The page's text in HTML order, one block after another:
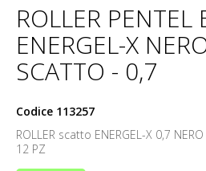
ROLLER PENTEL
ENERGEL-X
SCATTO - 0,7
Codice 113257
ROLLER scatto ENERGEL-X 0,7
12 PZ